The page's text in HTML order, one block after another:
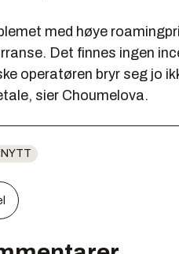
med høye
Det finnes ingen
operatøren bryr seg jo
sier Choumelova.